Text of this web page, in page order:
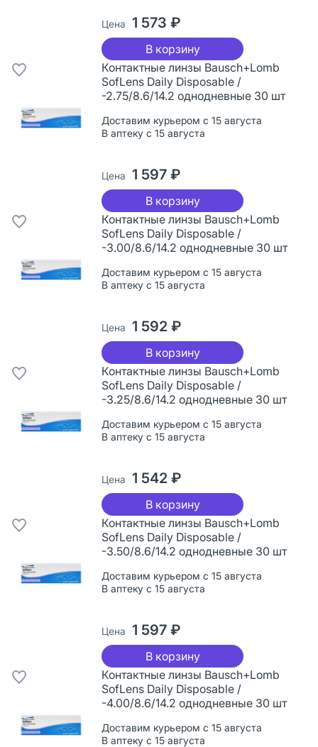
Цена 1 573 ₽
В корзину
Контактные линзы Bausch+Lomb
SofLens Daily Disposable /
-2.75/8.6/14.2 однодневные 30 шт
Доставим курьером с 15 августа
В аптеку с 15 августа
Цена 1 597 ₽
В корзину
Контактные линзы Bausch+Lomb
SofLens Daily Disposable /
-3.00/8.6/14.2 однодневные 30 шт
Доставим курьером с 15 августа
В аптеку с 15 августа
Цена 1 592 ₽
В корзину
Контактные линзы Bausch+Lomb
SofLens Daily Disposable /
-3.25/8.6/14.2 однодневные 30 шт
Доставим курьером с 15 августа
В аптеку с 15 августа
Цена 1 542 ₽
В корзину
Контактные линзы Bausch+Lomb
SofLens Daily Disposable /
-3.50/8.6/14.2 однодневные 30 шт
Доставим курьером с 15 августа
В аптеку с 15 августа
Цена 1 597 ₽
В корзину
Контактные линзы Bausch+Lomb
SofLens Daily Disposable /
-4.00/8.6/14.2 однодневные 30 шт
Доставим курьером с 15 августа
В аптеку с 15 августа